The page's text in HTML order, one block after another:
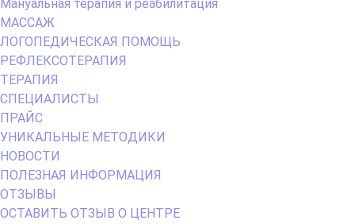
Мануальная терапия и реабилитация
МАССАЖ
ЛОГОПЕДИЧЕСКАЯ ПОМОЩЬ
РЕФЛЕКСОТЕРАПИЯ
ТЕРАПИЯ
СПЕЦИАЛИСТЫ
ПРАЙС
УНИКАЛЬНЫЕ МЕТОДИКИ
НОВОСТИ
ПОЛЕЗНАЯ ИНФОРМАЦИЯ
ОТЗЫВЫ
ОСТАВИТЬ ОТЗЫВ О ЦЕНТРЕ